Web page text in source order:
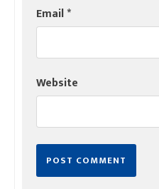
Email*
Website